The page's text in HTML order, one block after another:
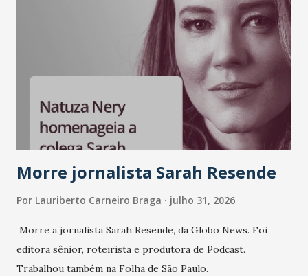
Morre jornalista Sarah Resende
Por Lauriberto Carneiro Braga julho 31, 2026
Morre a jornalista Sarah Resende, da Globo News. Foi
editora sênior, roteirista e produtora de Podcast.
Trabalhou também na Folha de São Paulo.